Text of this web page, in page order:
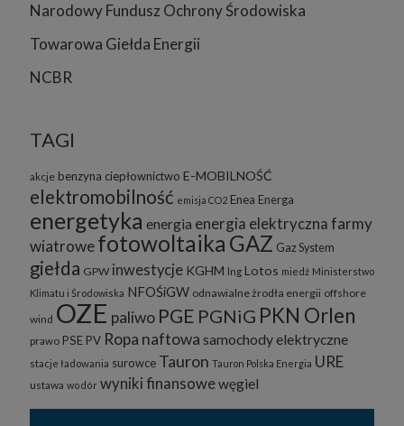
Narodowy Fundusz Ochrony Środowiska
Towarowa Giełda Energii
NCBR
TAGI
akcje benzyna ciepłownictwo E-MOBILNOŚĆ
elektromobilność emisja CO2 Enea Energa
energetyka energia energia elektrycznafarmy
wiatrowefotowoltaika GAZ Gaz System
giełda GPW inwestycje KGHM lng Lotos miedź Ministerstwo
Klimatu i Środowiska NFOŚiGW odnawialne żrodła energii offshore
wind OZE paliwo PGE PGNiG PKN Orlen
prawo PSE PV Ropa naftowa samochody elektryczne
stacje ładowania surowce Tauron Tauron Polska Energia URE
ustawa wodór wyniki finansowewęgiel